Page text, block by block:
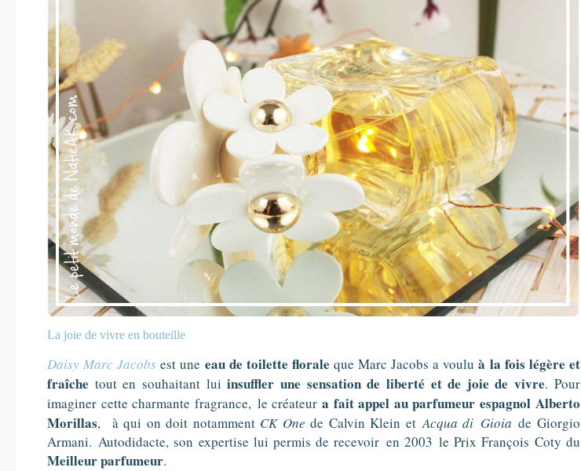
La joie de vivre en bouteille
Daisy Marc Jacobs est une eau de toilette florale que Marc Jacobs a vouluà la fois légère et
fraîche tout en souhaitant luiinsuffler une sensation de liberté et de joie de vivre. Pour
imaginer cette charmante fragrance, le créateur a fait appel au parfumeur espagnol Alberto
Morillas, à qui on doit notamment CK One de Calvin Klein etAcqua di Gioia de Giorgio
Armani.Autodidacte, son expertise lui permis de recevoir en 2003le Prix François Coty du
Meilleur parfumeur.